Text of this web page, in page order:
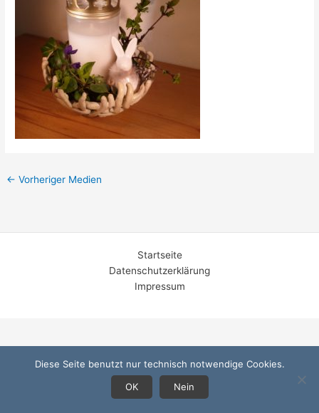
← Vorheriger Medien
Startseite
Datenschutzerklärung
Impressum
Diese Seite benutzt nur technisch notwendige Cookies.
OK
Nein